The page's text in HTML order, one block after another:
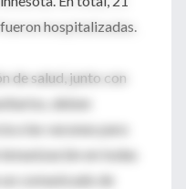
hospitalizadas.
de salud, junto con
deben
a las vacunas para
en todas
comunicado de